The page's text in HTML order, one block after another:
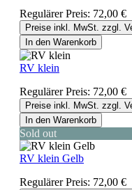
Regulärer Preis: 72,00 €
Preise inkl. MwSt. zzgl.
In den Warenkorb
RV klein
Regulärer Preis: 72,00 €
Preise inkl. MwSt. zzgl.
In den Warenkorb
Sold out
RV klein Gelb
Regulärer Preis: 72,00 €